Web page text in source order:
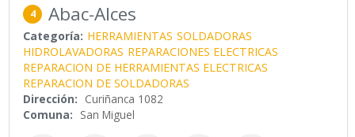
4 Abac-Alces
Categoría: HERRAMIENTAS SOLDADORAS
HIDROLAVADORAS REPARACIONES ELECTRICAS
REPARACION DE HERRAMIENTAS ELECTRICAS
REPARACION DE SOLDADORAS
Dirección: Curiñanca 1082
Comuna: San Miguel